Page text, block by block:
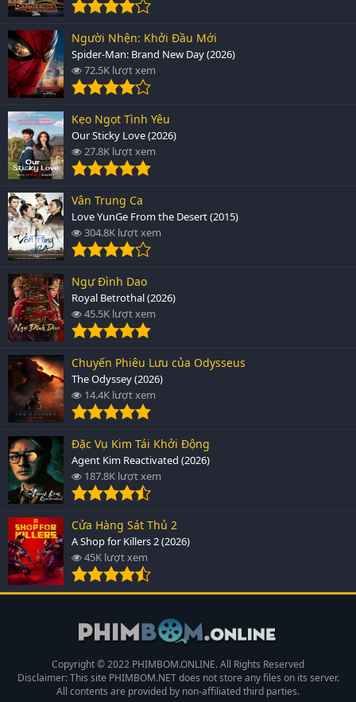
Người Nhện: Khởi Đầu Mới
Spider-Man: Brand New Day (2026)
72.5K lượt xem
Kẹo Ngọt Tình Yêu
Our Sticky Love (2026)
27.8K lượt xem
Vân Trung Ca
Love YunGe From the Desert (2015)
304.8K lượt xem
Ngự Đình Dao
Royal Betrothal (2026)
45.5K lượt xem
Chuyến Phiêu Lưu của Odysseus
The Odyssey (2026)
14.4K lượt xem
Đặc Vụ Kim Tái Khởi Động
Agent Kim Reactivated (2026)
187.8K lượt xem
Cửa Hàng Sát Thủ 2
A Shop for Killers 2 (2026)
45K lượt xem
Copyright © 2022 PHIMBOM.ONLINE. All Rights Reserved
Disclaimer: This site PHIMBOM.NETdoes not store any files on its server.
All contents are provided by non-affiliated third parties.